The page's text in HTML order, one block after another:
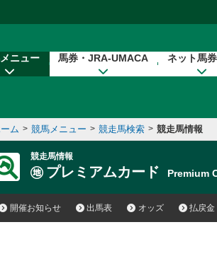
ニュー 馬券・JRA-UMACA ネット馬
ム > 競馬メニュー > 競走馬検索 > 競走馬情報
競走馬情報
プレミアムカード Premium
開催お知らせ 出馬表 オッズ 払戻金